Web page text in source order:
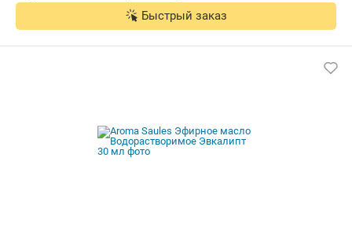
Быстрый заказ